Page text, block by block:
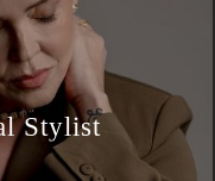
Stylist